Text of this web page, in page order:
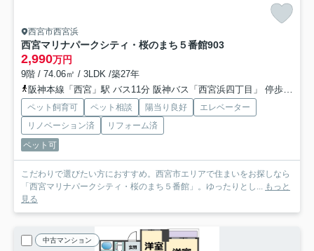
西宮市西宮浜
西宮マリナパークシティ・桜のまち５番館903
2,990万円
9階 / 74.06㎡ / 3LDK /築27年
阪神本線「西宮」駅 バス11分 阪神バス「西宮浜四丁目」 停歩2分
ペット飼育可 ペット相談 陽当り良好
エレベーター
リノベーション済
リフォーム済
ペット可
こだわりで選びたい方におすすめ。西宮市エリアで住まいをお探しなら
「西宮マリナパークシティ・桜のまち５番館」。ゆったりとし...
もっと
見る
中古マンション